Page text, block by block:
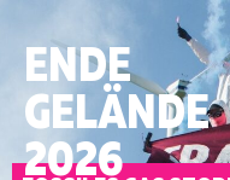
ENDE
GELÄNDE
2026